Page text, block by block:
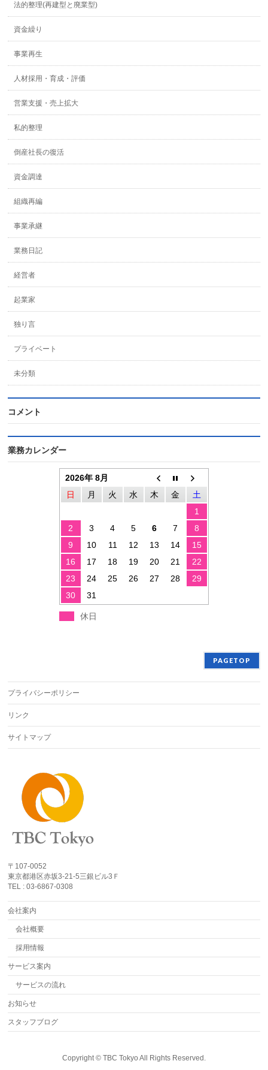
法的整理(再建型と廃業型)
資金繰り
事業再生
人材採用・育成・評価
営業支援・売上拡大
私的整理
倒産社長の復活
資金調達
組織再編
事業承継
業務日記
経営者
起業家
独り言
プライベート
未分類
コメント
業務カレンダー
2026年 8月
日
月 火 水 木 金
土
1
2
3 4 5 6 7
8
9
10 11 12 13 14
15
16
17 18 19 20 21
22
23
24 25 26 27 28
29
30
31
休日
PAGETOP
プライバシーポリシー
リンク
サイトマップ
〒107-0052
東京都港区赤坂3-21-5三銀ビル3Ｆ
TEL : 03-6867-0308
会社案内
会社概要
採用情報
サービス案内
サービスの流れ
お知らせ
スタッフブログ
Copyright © TBC Tokyo All Rights Reserved.